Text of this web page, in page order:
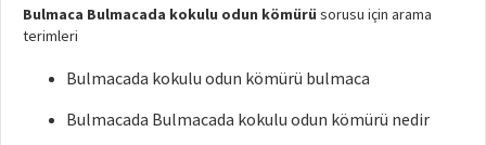
Bulmaca Bulmacada kokulu odun kömürü sorusu için arama
terimleri
Bulmacada kokulu odun kömürü bulmaca
Bulmacada Bulmacada kokulu odun kömürü nedir